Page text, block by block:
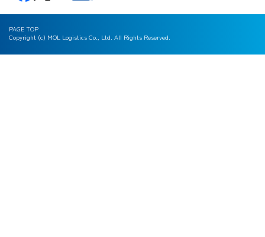
Copyright (c) MOL Logistics Co., Ltd. All Rights Reserved.
PAGE TOP